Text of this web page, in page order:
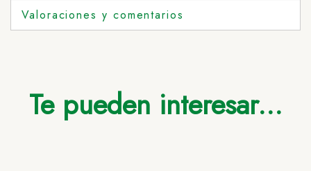
Valoraciones y comentarios
Te pueden interesar...